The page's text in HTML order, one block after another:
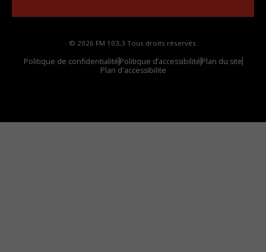
© 2026 FM 103,3 Tous droits réservés.
Politique de confidentialitéPolitique d’accessibilitéPlan du site
Plan d'accessibilite